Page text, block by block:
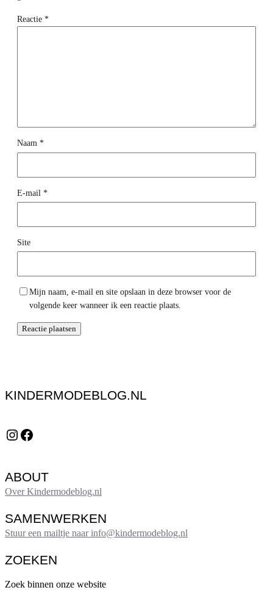
Reactie *
Naam *
E-mail *
Site
Mijn naam, e-mail en site opslaan in deze browser voor de
volgende keer wanneer ik een reactie plaats.
KINDERMODEBLOG.NL
Instagram Facebook
ABOUT
Over Kindermodeblog.nl
SAMENWERKEN
Stuur een mailtje naar info@kindermodeblog.nl
ZOEKEN
Zoek binnen onze website